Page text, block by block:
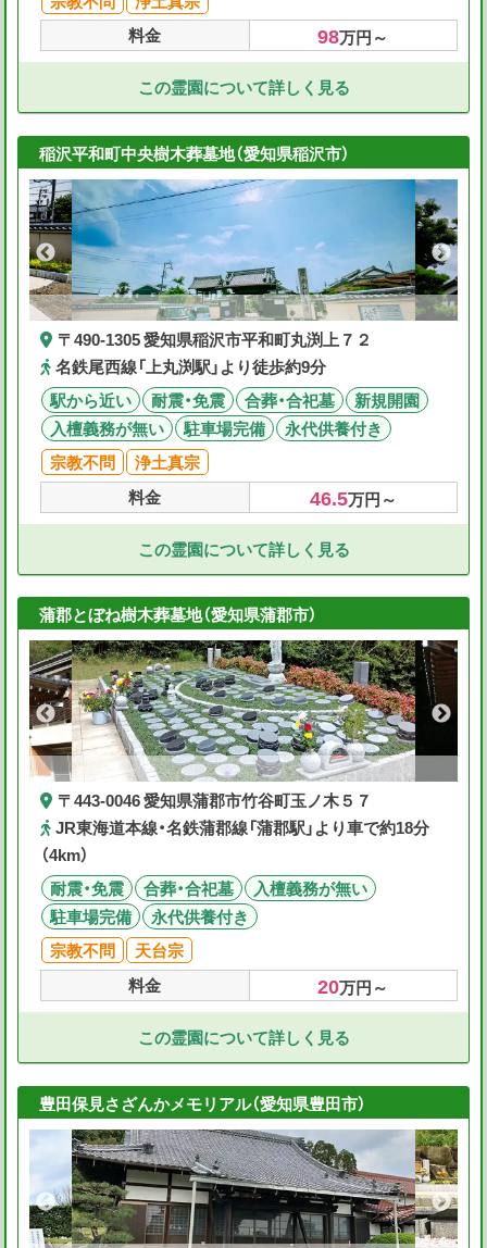
料金
98万円～
この霊園について詳しく見る
稲沢平和町中央樹木葬墓地（愛知県稲沢市）
〒490-1305 愛知県稲沢市平和町丸渕上７２
名鉄尾西線「上丸渕駅」より徒歩約9分
駅から近い
耐震・免震 合葬・合祀墓
新規開園
入檀義務が無い
駐車場完備
永代供養付き
宗教不問
浄土真宗
料金
46.5万円～
この霊園について詳しく見る
蒲郡とぼね樹木葬墓地（愛知県蒲郡市）
〒443-0046 愛知県蒲郡市竹谷町玉ノ木５７
JR東海道本線・名鉄蒲郡線「蒲郡駅」より車で約18分
（4km）
耐震・免震
合葬・合祀墓
入檀義務が無い
駐車場完備
永代供養付き
宗教不問
天台宗
料金
20万円～
この霊園について詳しく見る
豊田保見さざんかメモリアル（愛知県豊田市）